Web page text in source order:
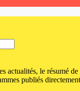
actualités, le résumé de
publiés